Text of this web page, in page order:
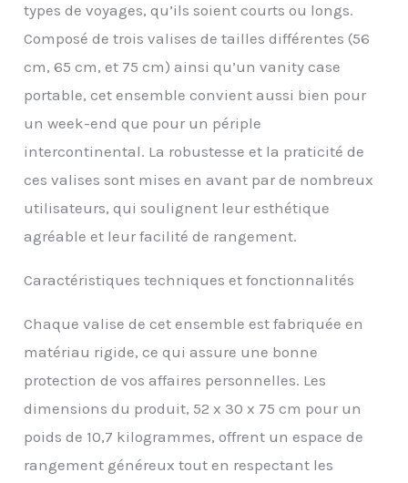
le matériau PP est plus
léger et conserve
également sa durabilité
Dimensions des Valises
de Voyage: Dimensions
vanity case :
35.5x29.5x18.5 cm,
Capacité : 16 L, Poids : 0.9
kg; Dimensions valise
cabine : 56x39x20.5 cm,
Capacité : 39 L, Poids : 2.5
kg; Dimensions valise
moyenne : 65x46x26.5
: 3.33 kg; Dimensions
cm, Capacité : 105L,
Poids : 4.25 kg; Le dos de
cosmétique est conçu
avec une structure de
ceinture fixe qui permet
de la relier à la valise
trolley Serrure TSA：
types de voyages, qu’ils soient courts ou longs.
Composé de trois valises de tailles différentes (56
cm, 65 cm, et 75 cm) ainsi qu’un vanity case
portable, cet ensemble convient aussi bien pour
un week-end que pour un périple
intercontinental. La robustesse et la praticité de
ces valises sont mises en avant par de nombreux
utilisateurs, qui soulignent leur esthétique
agréable et leur facilité de rangement.
Caractéristiques techniques et fonctionnalités
Chaque valise de cet ensemble est fabriquée en
matériau rigide, ce qui assure une bonne
protection de vos affaires personnelles. Les
dimensions du produit, 52 x 30 x 75 cm pour un
poids de 10,7 kilogrammes, offrent un espace de
rangement généreux tout en respectant les